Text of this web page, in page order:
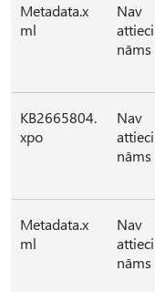
Metadata.x
ml
Nav
attieci
nāms
KB2665804.
xpo
Nav
attieci
nāms
Metadata.x
ml
Nav
attieci
nāms